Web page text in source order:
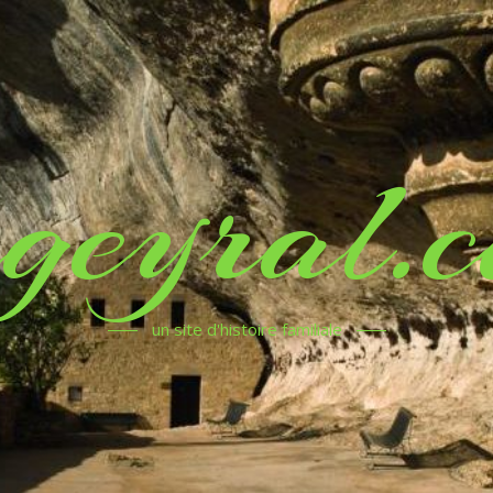
un site d'histoire familiale